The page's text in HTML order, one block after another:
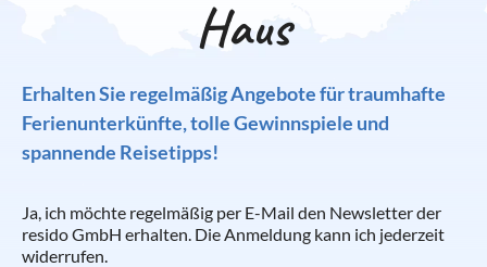
Haus
Erhalten Sie regelmäßig Angebote für traumhafte
Ferienunterkünfte, tolle Gewinnspiele und
spannende Reisetipps!
Ja, ich möchte regelmäßig per E-Mail den Newsletter der
resido GmbH erhalten. Die Anmeldung kann ich jederzeit
widerrufen.